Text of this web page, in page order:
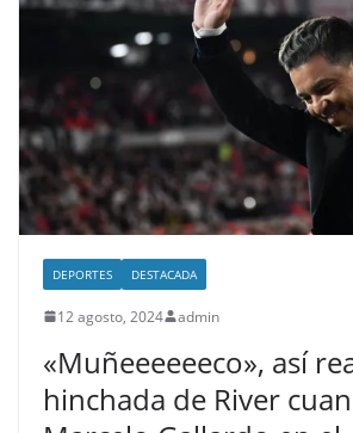
DEPORTES DESTACADA
12 agosto, 2024 admin
«Muñeeeeeeco», así
hinchada de River